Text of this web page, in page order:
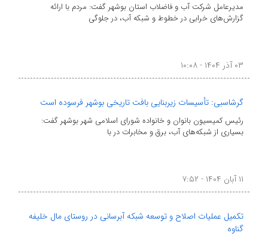
مدیرعامل شرکت آب و فاضلاب استان بوشهر گفت: مردم با ارائه
گزارش‌های خرابی در خطوط و شبکه آب، در جلوگی
۰۳ آذر ۱۴۰۴ - ۱۰:۰۸
گرشاسبی: تأسیسات زیربنایی بافت تاریخی بوشهر فرسوده است
رئیس کمیسیون بانوان و خانواده شورای اسلامی شهر بوشهر گفت:
بسیاری از شبکه‌های آب، برق و مخابرات در با
۱۱ آبان ۱۴۰۴ - ۷:۵۲
تکمیل عملیات اصلاح و توسعه شبکه آبرسانی در روستای مال خلیفه
گناوه